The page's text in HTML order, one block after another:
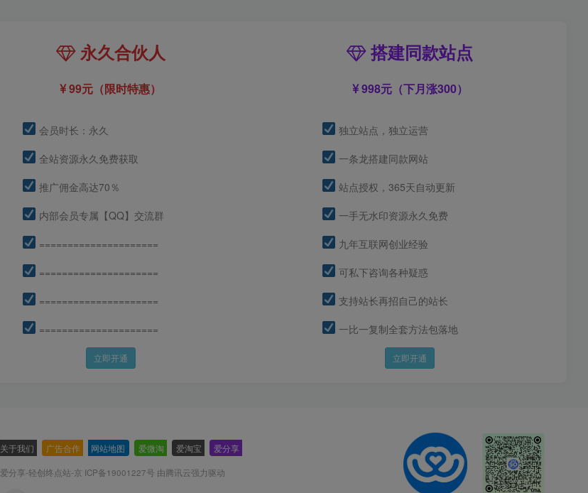
永久合伙人
99元（限时特惠）
会员时长：永久
全站资源永久免费获取
推广佣金高达70％
内部会员专属【QQ】交流群
=====================
=====================
=====================
=====================
立即开通
搭建同款站点
998元（下月涨300）
独立站点，独立运营
一条龙搭建同款网站
站点授权，365天自动更新
一手无水印资源永久免费
九年互联网创业经验
可私下咨询各种疑惑
支持站长再招自己的站长
一比一复制全套方法包落地
立即开通
关于我们 广告合作 网站地图 爱微淘 爱淘宝 爱分享
爱分享-轻创终点站-京 ICP备19001227号 由腾讯云强力驱动